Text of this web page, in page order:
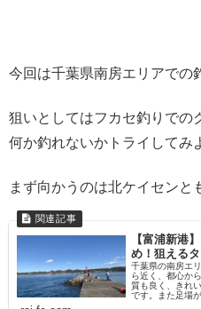
今回は千葉県南房エリアでの
狙いとしてはフカセ釣りでの
何か釣れないかトライしてみ
まず向かうのは北ケイセンと
【富浦新港
め！狙える
千葉県の南房エ
ら近く、都心か
質も良く、きれ
です。また足場